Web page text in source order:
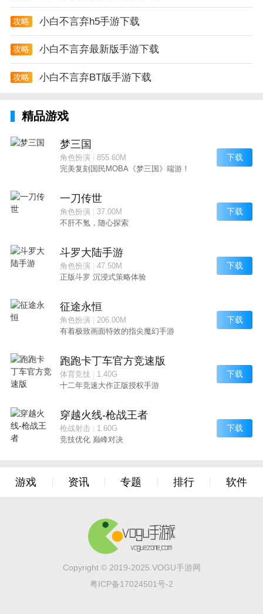
攻略 小白不言弃h5手游下载
攻略 小白不言弃最新版手游下载
攻略 小白不言弃BT版手游下载
精品游戏
梦三国
角色扮演| 855.60M
完美复刻国民MOBA《梦三国》端游！
下载
一刀传世
角色扮演| 37.00M
不肝不氪，随心探索
下载
斗罗大陆手游
角色扮演| 47.50M
正版斗罗 沉浸式策略体验
下载
征途永恒
角色扮演| 206.00M
有着极致画面特效的指尖魔幻手游
下载
跑跑卡丁车官方竞速版
体育竞技
1.40G
十二年竞速大作正版授权手游
下载
穿越火线-枪战王者
枪战射击
1.60G
竞技优化 巅峰对决
下载
游戏 资讯 专题 排行 软件
Copyright © 2019-2025.VOGU手游网
粤ICP备17024501号-2